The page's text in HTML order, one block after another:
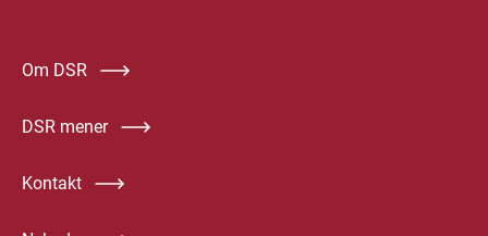
Om DSR
DSR mener
Kontakt